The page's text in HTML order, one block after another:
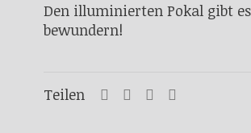
Den illuminierten Pokal gibt
bewundern!
Teilen